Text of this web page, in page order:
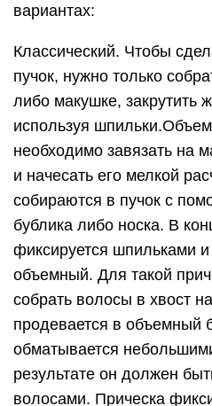
вариантах:
Классический. Чтобы
пучок, нужно только
либо макушке, закрутить
используя
необходимо завязать на
и начесать его мелкой
собираются в пучок с
бублика либо носка. В
фиксируется шпильками
объемный. Для такой
собрать волосы в хвост
продевается в объемный
обматывается
результате он должен
волосами. Прическа